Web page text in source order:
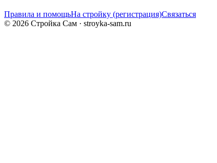
Правила и помощьНа стройку (регистрация)Связаться
© 2026 Стройка Сам · stroyka-sam.ru